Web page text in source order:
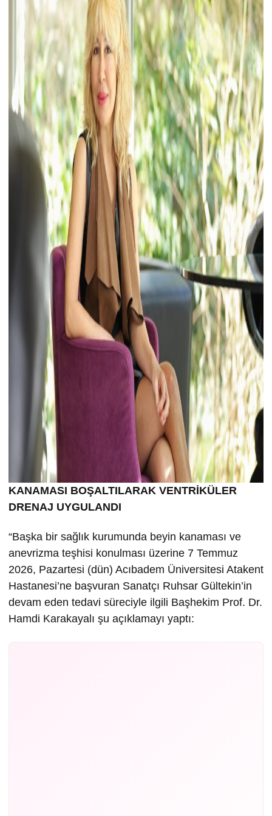
KANAMASI BOŞALTILARAK VENTRİKÜLER
DRENAJ UYGULANDI
“Başka bir sağlık kurumunda beyin kanaması ve
anevrizma teşhisi konulması üzerine 7 Temmuz
2026, Pazartesi (dün) Acıbadem Üniversitesi Atakent
Hastanesi’ne başvuran Sanatçı Ruhsar Gültekin’in
devam eden tedavi süreciyle ilgili Başhekim Prof. Dr.
Hamdi Karakayalı şu açıklamayı yaptı: